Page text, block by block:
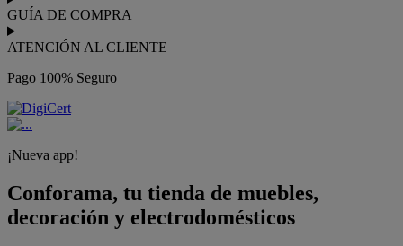
GUÍA DE COMPRA
ATENCIÓN AL CLIENTE
Pago 100% Seguro
¡Nueva app!
Conforama, tu tienda de muebles,
decoración y electrodomésticos